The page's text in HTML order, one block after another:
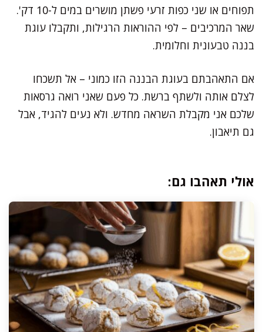
תפוחים או שני כפות זרעי פשתן מושרים במים ל-10 דק'.
שאר המרכיבים – לפי ההוראות הרגילות, ותקבלו עוגת
בננה טבעונית וחלומית.
אם התאהבתם בעוגת הבננה הזו כמוני – אל תשכחו
לצלם אותה ולשתף ברשת. כל פעם שאני רואה גרסאות
שלכם אני מקבלת השראה מחדש. ולא נעים להגיד, אבל
גם תיאבון.
אולי תאהבו גם: